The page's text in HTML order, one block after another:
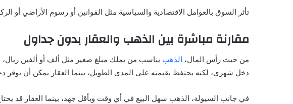
تأثر السوق بالعوامل الاقتصادية والسياسية مثل القوانين أو رسوم الأراضي أو
مقارنة مباشرة بين الذهب والعقار بدون جداول
من حيث رأس المال، الذهب يناسب من يملك مبلغ صغير مثل ألف أو ألفين ريال،
دخل شهري، لكنه يحتفظ بقيمته على المدى الطويل، بينما العقار يمكن أن يوفر
في جانب السيولة، الذهب سهل البيع في أي وقت وبأقل جهد، بينما العقار قد